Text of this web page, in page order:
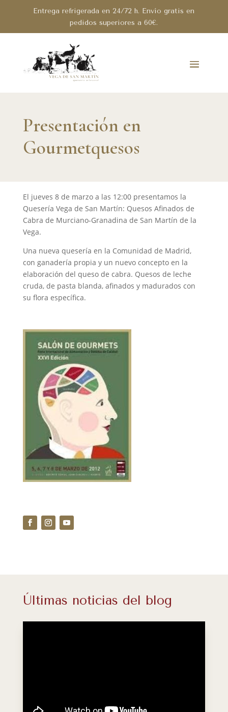
Entrega refrigerada en 24/72 h. Envío gratis en
pedidos superiores a 60€.
Presentación en
Gourmetquesos
El jueves 8 de marzo a las 12:00 presentamos la
Quesería Vega de San Martín: Quesos Afinados de
Cabra de Murciano-Granadina de San Martín de la
Vega.
Una nueva quesería en la Comunidad de Madrid,
con ganadería propia y un nuevo concepto en la
elaboración del queso de cabra. Quesos de leche
cruda, de pasta blanda, afinados y madurados con
su flora específica.
Últimas noticias del blog